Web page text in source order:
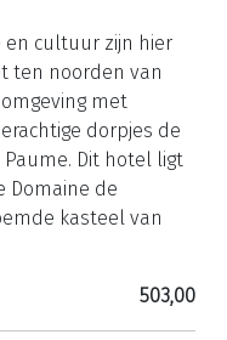
en cultuur zijn hier
ten noorden van
met
dorpjes de
Paume. Dit hotel ligt
Domaine de
kasteel van
503,00